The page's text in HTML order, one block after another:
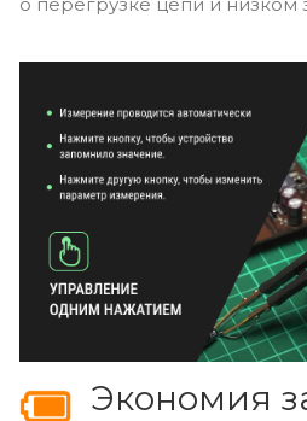
Экономия